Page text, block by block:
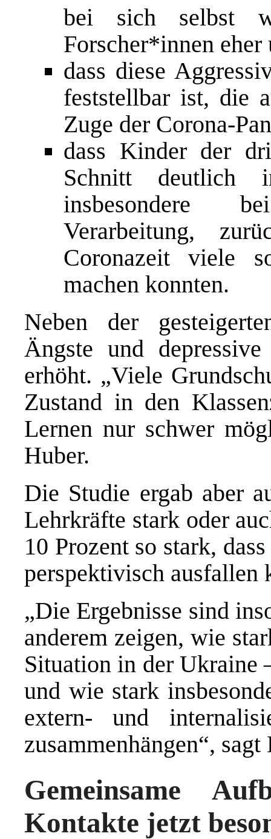
bei sich selbst
Forscher*innen
dass diese
feststellbar ist, die
Zuge der Corona-
dass Kinder der
Schnitt deutlich
insbesondere
Verarbeitung,
Coronazeit viele
machen konnten.
Neben der
Ängste und
erhöht. „Viele
Zustand in den
Lernen nur schwer
Huber.
Die Studie ergab aber
Lehrkräfte stark oder
10 Prozent so stark,
perspektivisch ausfallen
„Die Ergebnisse sind
anderem zeigen, wie
Situation in der Ukraine
und wie stark
extern- und
zusammenhängen“, sagt
Gemeinsame
Kontakte jetzt